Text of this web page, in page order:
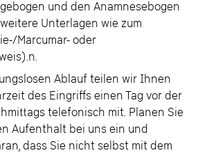
und den Anamnesebogen
Unterlagen wie zum
Marcumar- oder
Ablauf teilen wir Ihnen
des Eingriffs einen Tag vor der
telefonisch mit. Planen Sie
Aufenthalt bei uns ein und
dass Sie nicht selbst mit dem